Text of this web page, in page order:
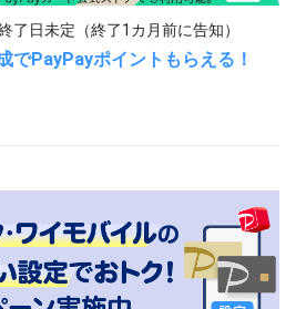
了日未定（終了1カ月前に告知）
でPayPayポイントもらえる！